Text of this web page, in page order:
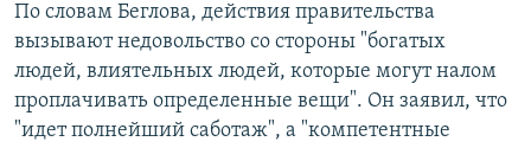
По словам Беглова, действия правительства
вызывают недовольство со стороны "богатых
людей, влиятельных людей, которые могут налом
проплачивать определенные вещи". Он заявил, что
"идет полнейший саботаж", а "компетентные